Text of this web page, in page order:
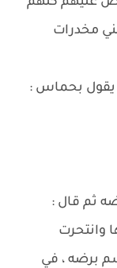
مخدرات
يقول بحماس :
ثم قال :
وانتحرت
برضه ، في